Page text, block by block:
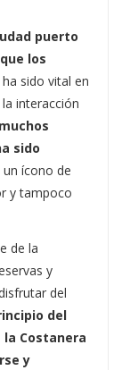
puerto
los
sido vital en
interacción
muchos
sido
un ícono de
y tampoco
de la
y
del
del
Costanera
y